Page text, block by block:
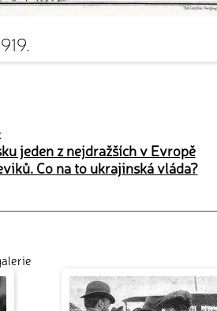
jeden z nejdražších v Evropě
Co na to ukrajinská vláda?